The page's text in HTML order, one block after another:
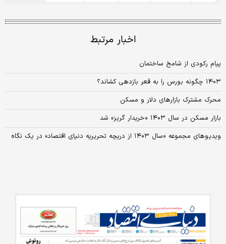
اخبار مرتبط
پیام رکودی از شامخ ساختمان
۱۴۰۳ چگونه بورس را به قعر بازدهی کشاند؟
محرک مشترک بازارهای دلار و مسکن
بازار مسکن در سال ۱۴۰۳ «خریدار گریز» شد
ویدیوهای مجموعه «سال ۱۴۰۳ از دریچه تحریریه دنیای اقتصاد» در یک نگاه